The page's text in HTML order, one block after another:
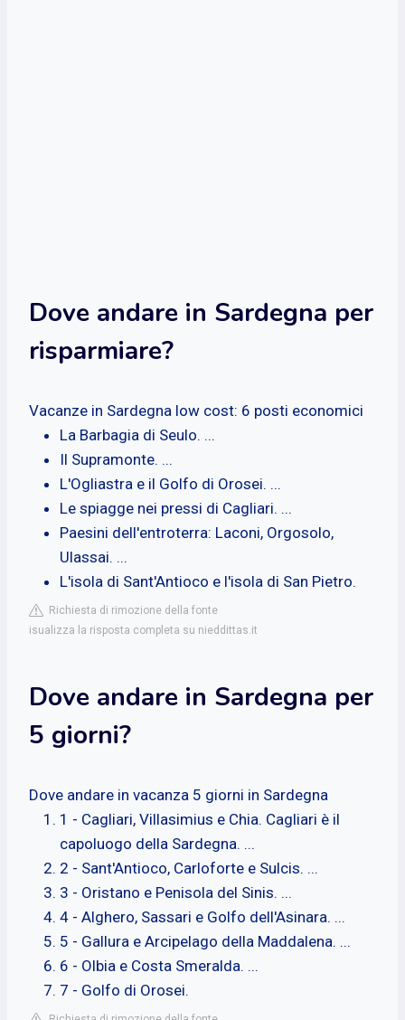
Dove andare in Sardegna per
risparmiare?
Vacanze in Sardegna low cost: 6 posti economici
La Barbagia di Seulo. ...
Il Supramonte. ...
L'Ogliastra e il Golfo di Orosei. ...
Le spiagge nei pressi di Cagliari. ...
Paesini dell'entroterra: Laconi, Orgosolo,
Ulassai. ...
L'isola di Sant'Antioco e l'isola di San Pietro.
Richiesta di rimozione della fonte
isualizza la risposta completa su nieddittas.it
Dove andare in Sardegna per
5 giorni?
Dove andare in vacanza 5 giorni in Sardegna
1 - Cagliari, Villasimius e Chia. Cagliari è il
capoluogo della Sardegna. ...
2 - Sant'Antioco, Carloforte e Sulcis. ...
3 - Oristano e Penisola del Sinis. ...
4 - Alghero, Sassari e Golfo dell'Asinara. ...
5 - Gallura e Arcipelago della Maddalena. ...
6 - Olbia e Costa Smeralda. ...
7 - Golfo di Orosei.